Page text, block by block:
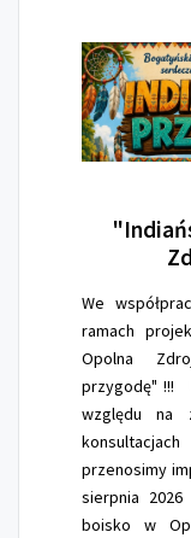
We
ramach
Opolna
przygodę" !!!
względu na
przenosimy
sierpnia 2026
boisko w